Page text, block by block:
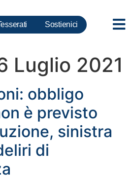
Sostienici
Luglio 2021
obbligo
è previsto
sinistra
di